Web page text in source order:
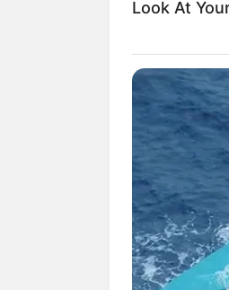
muerte
una
Le
del Alto ll
Según
Look At